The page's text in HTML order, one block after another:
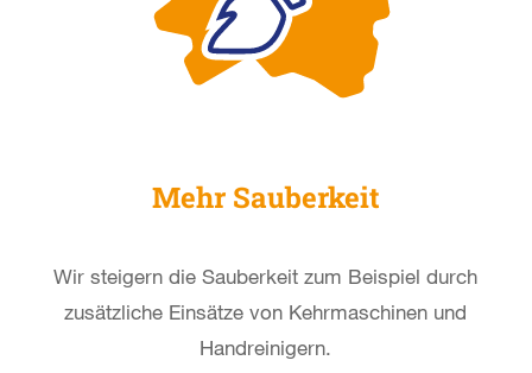
Mehr Sauberkeit
Wir steigern die Sauberkeit zum Beispiel durch
zusätzliche Einsätzevon Kehrmaschinen und
Handreinigern.